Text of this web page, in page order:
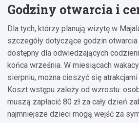
Godziny otwarcia i
Dla tych, którzy planują wizytę w
szczegóły dotyczące godzin
dostępny dla odwiedzających
końca września. W miesiącach
sierpniu, można cieszyć się
Koszt wstępu zależy od wzrostu:
muszą zapłacić 80 zł za cały dzień
najmniejsze dzieci mogą wejść za